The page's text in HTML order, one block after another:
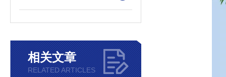
相关文章
RELATED ARTICLES